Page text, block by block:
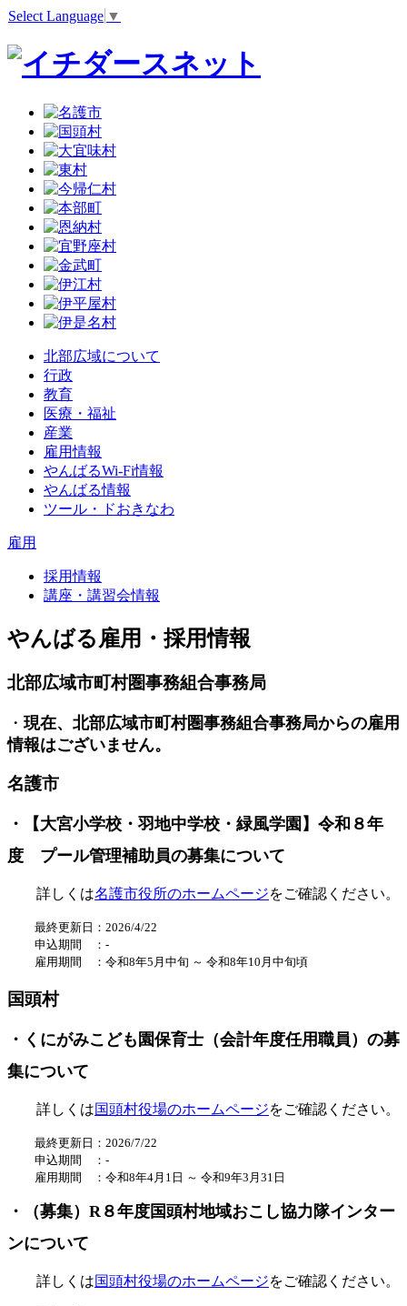
Select Language ▼
北部広域について
行政
教育
医療・福祉
産業
雇用情報
やんばるWi-Fi情報
やんばる情報
ツール・ドおきなわ
雇用
採用情報
講座・講習会情報
やんばる雇用・採用情報
北部広域市町村圏事務組合事務局
・ 現在、北部広域市町村圏事務組合事務局からの雇用
情報はございません。
名護市
・【大宮小学校・羽地中学校・緑風学園】令和８年
度 プール管理補助員の募集について
詳しくは名護市役所のホームページをご確認ください。
最終更新日：2026/4/22
申込期間 ： -
雇用期間 ： 令和8年5 月 中旬 ～ 令和8年10月 中旬頃
国頭村
・くにがみこども園保育士（会計年度任用職員）の募
集について
詳しくは国頭村役場のホームページをご確認ください。
最終更新日：2026/7/22
申込期間 ：-
雇用期間 ： 令和8年4月1日 ～ 令和9年3月31日
・（募集）R８年度国頭村地域おこし協力隊インター
ンについて
詳しくは国頭村役場のホームページをご確認ください。